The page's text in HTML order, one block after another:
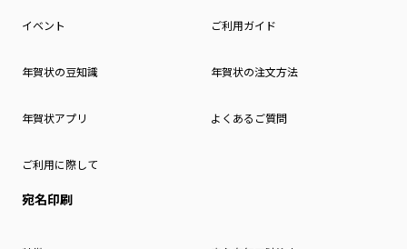
イベント ご利用ガイド
年賀状の豆知識 年賀状の注文方法
年賀状アプリ よくあるご質問
ご利用に際して
宛名印刷